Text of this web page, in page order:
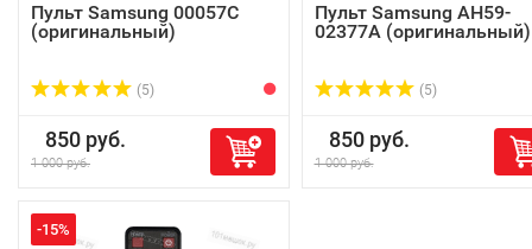
Пульт Samsung 00057C
(оригинальный)
(5)
850 руб.
1 000 руб.
Пульт Samsung AH59-
02377A (оригинальный)
(5)
850 руб.
1 000 руб.
-15%